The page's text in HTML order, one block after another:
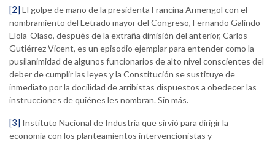
[2] El golpe de mano de la presidenta Francina Armengol con el
nombramiento del Letrado mayor del Congreso, Fernando Galindo
Elola-Olaso, después de la extraña dimisión del anterior, Carlos
Gutiérrez Vicent, es un episodio ejemplar para entender como la
pusilanimidad de algunos funcionarios de alto nivel conscientes del
deber de cumplir las leyes y la Constitución se sustituye de
inmediato por la docilidad de arribistas dispuestos a obedecer las
instrucciones de quiénes les nombran. Sin más.
[3] Instituto Nacional de Industria que sirvió para dirigir la
economía con los planteamientos intervencionistas y